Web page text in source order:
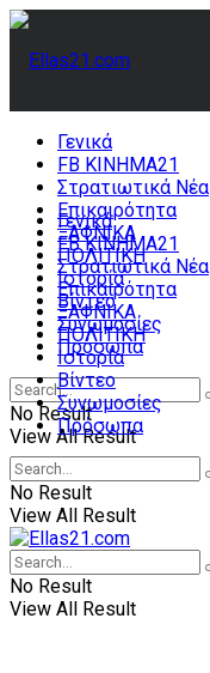
Γενικά
FB ΚΙΝΗΜΑ21
Στρατιωτικά Νέα
Επικαιρότητα
ΞΑΦΝΙΚΑ
ΠΟΛΙΤΙΚΗ
Ιστορία
Βίντεο
Συνωμοσίες
Πρόσωπα
No Result
View All Result
Γενικά
FB ΚΙΝΗΜΑ21
Στρατιωτικά Νέα
Επικαιρότητα
ΞΑΦΝΙΚΑ
ΠΟΛΙΤΙΚΗ
Ιστορία
Βίντεο
Συνωμοσίες
Πρόσωπα
No Result
View All Result
No Result
View All Result